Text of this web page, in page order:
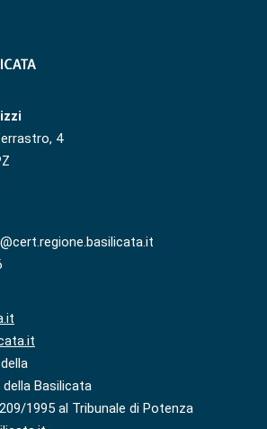
4
della Basilicata
1995 al Tribunale di Potenza